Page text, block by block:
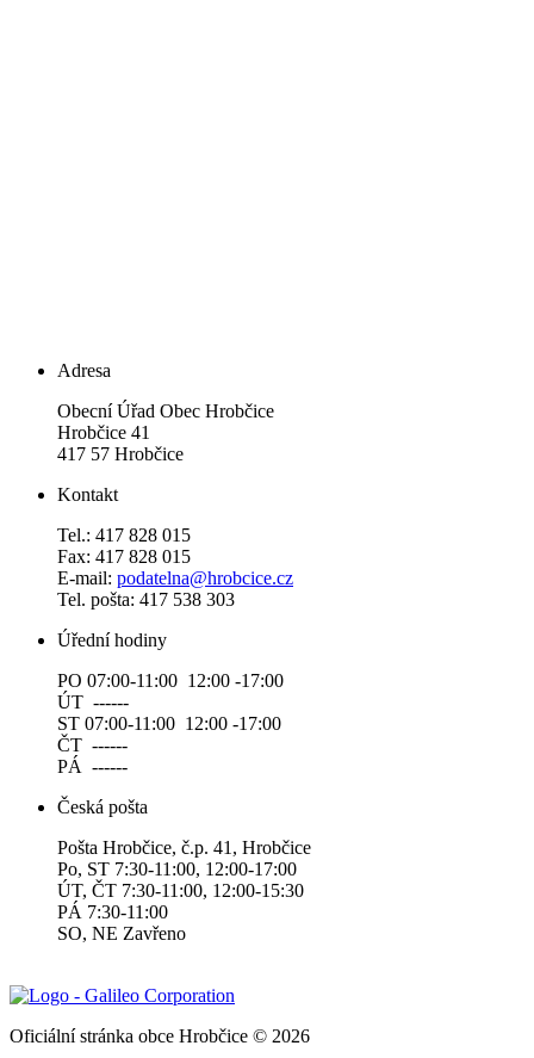
Adresa
Obecní Úřad Obec Hrobčice
Hrobčice 41
417 57 Hrobčice
Kontakt
Tel.: 417 828 015
Fax: 417 828 015
E-mail: podatelna@hrobcice.cz
Tel. pošta: 417 538 303
Úřední hodiny
PO 07:00-11:00 12:00 -17:00
ÚT ------
ST 07:00-11:00 12:00 -17:00
ČT ------
PÁ ------
Česká pošta
Pošta Hrobčice, č.p. 41, Hrobčice
Po, ST 7:30-11:00, 12:00-17:00
ÚT, ČT 7:30-11:00, 12:00-15:30
PÁ 7:30-11:00
SO, NE Zavřeno
Oficiální stránka obce Hrobčice © 2026